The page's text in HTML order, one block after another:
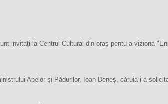
invitaţi la Centrul Cultural din oraş pentu a viziona
Apelor şi Pădurilor, Ioan Deneş, căruia i-a